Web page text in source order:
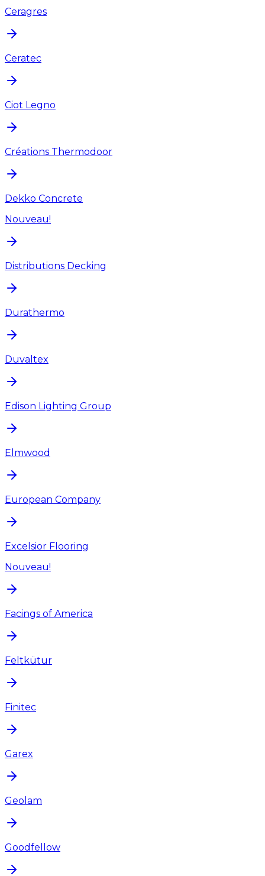
Ceragres
Ceratec
Ciot Legno
Créations Thermodoor
Dekko Concrete
Nouveau!
Distributions Decking
Durathermo
Duvaltex
Edison Lighting Group
Elmwood
European Company
Excelsior Flooring
Nouveau!
Facings of America
Feltkütur
Finitec
Garex
Geolam
Goodfellow